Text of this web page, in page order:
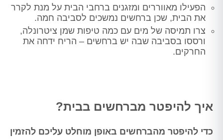
הפעילו מאווררים ומזגנים ברחבי הבית על מנת לקרר
את הבית, שכן ברחשים נמשכים לסביבה חמה.
צרו תמיסה של מים עם כמה טיפות שמן ציטרונלה,
ורססו בסביבה שבה יש ברחשים – הריח ידחה את
החרקים.
איך להיפטר מברחשים בבית?
כדי להיפטר מהברחשים באופן מוחלט עליכם להזמין